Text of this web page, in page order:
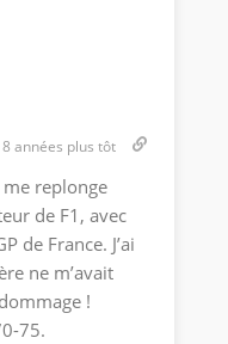
8 années plus tôt
replonge
de F1, avec
de France. J’ai
ne m’avait
!
75.